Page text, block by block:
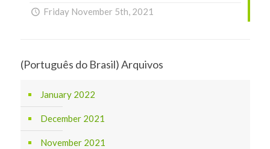
Friday November 5th, 2021
(Português do Brasil) Arquivos
January 2022
December 2021
November 2021